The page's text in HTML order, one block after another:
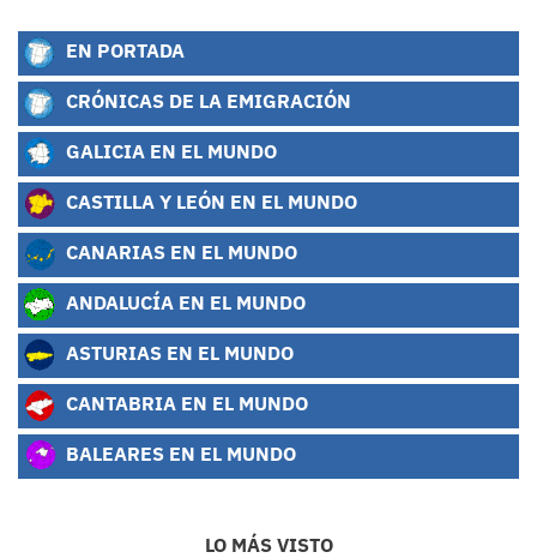
EN PORTADA
CRÓNICAS DE LA EMIGRACIÓN
GALICIA EN EL MUNDO
CASTILLA Y LEÓN EN EL MUNDO
CANARIAS EN EL MUNDO
ANDALUCÍA EN EL MUNDO
ASTURIAS EN EL MUNDO
CANTABRIA EN EL MUNDO
BALEARES EN EL MUNDO
LO MÁS VISTO